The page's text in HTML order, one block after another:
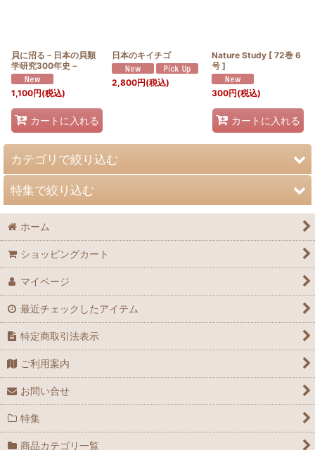
貝に沼る－日本の貝類
学研究300年史－
1,100円(税込)
カートに入れる
日本のキイチゴ
2,800円(税込)
Nature Study [ 72巻 6
号 ]
300円(税込)
カートに入れる
カテゴリで絞り込む
大阪自然史オリジナルグッズ
ミュージアムグッズ
とばケース（標本ケース）
自然観察・標本作成道具
ミニガイド
研究報告
収蔵資料目録
自然史研究
特集で絞り込む
動物 (動物・鳥・両生・爬虫・魚・甲殻・軟体etc.)
昆虫 (昆虫・ムシetc.)
植物 (木本・草本・シダ・コケ・キノコetc.)
博物学・生態系 (地域の自然・外来生物etc.)
第54回特別展「自然史のイラストレーション」
第55回特別展「貝に沼る」
ホーム
ショッピングカート
マイページ
最近チェックしたアイテム
特定商取引法表示
ご利用案内
お問い合せ
特集
商品カテゴリ一覧